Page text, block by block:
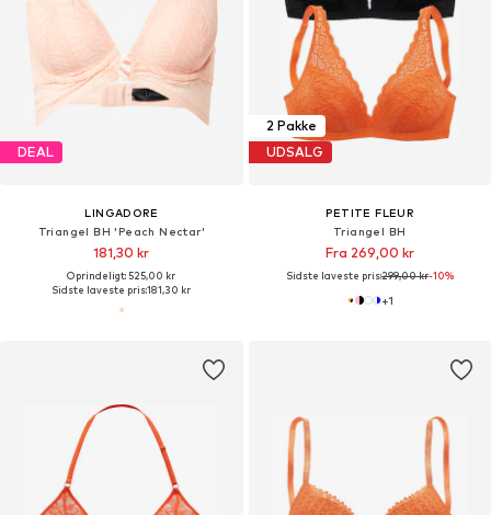
DEAL
LINGADORE
Triangel BH 'Peach Nectar'
181,30 kr
Oprindeligt: 525,00 kr
Sidste laveste pris:181,30 kr
2 Pakke
UDSALG
PETITE FLEUR
Triangel BH
Fra 269,00 kr
Sidste laveste pris:299,00 kr-10%
+1